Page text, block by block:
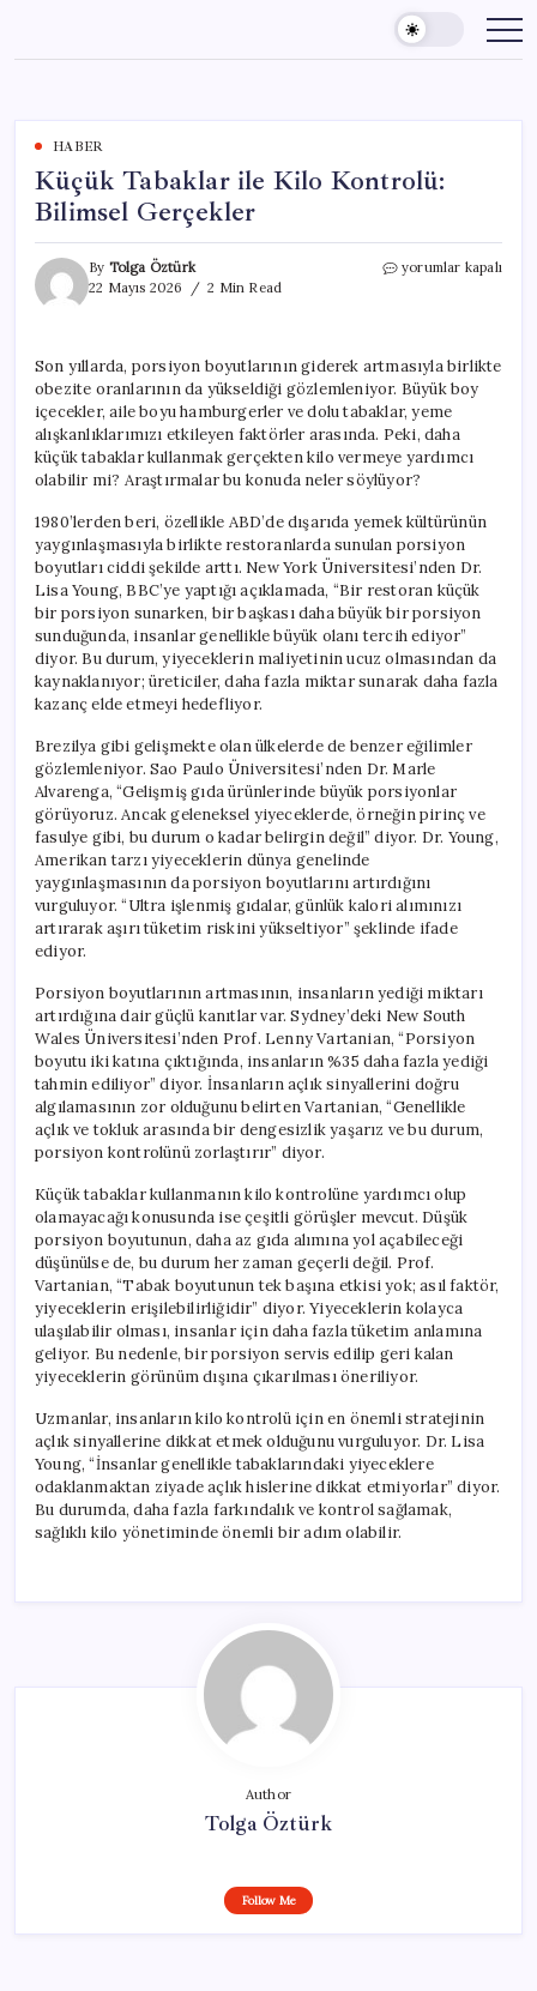
content
HABER
Küçük Tabaklar ile Kilo Kontrolü:
Bilimsel Gerçekler
By Tolga Öztürk
22 Mayıs 2026
2 Min Read
Küçük
Bilimsel
Gerçekler
için
yorumlar kapalı
Son yıllarda, porsiyon boyutlarının giderek artmasıyla birlikte
obezite oranlarının da yükseldiği gözlemleniyor. Büyük boy
içecekler, aile boyu hamburgerler ve dolu tabaklar, yeme
alışkanlıklarımızı etkileyen faktörler arasında. Peki, daha
küçük tabaklar kullanmak gerçekten kilo vermeye yardımcı
olabilir mi? Araştırmalar bu konuda neler söylüyor?
1980’lerden beri, özellikle ABD’de dışarıda yemek kültürünün
yaygınlaşmasıyla birlikte restoranlarda sunulan porsiyon
boyutları ciddi şekilde arttı. New York Üniversitesi’nden Dr.
Lisa Young, BBC’ye yaptığı açıklamada, “Bir restoran küçük
bir porsiyon sunarken, bir başkası daha büyük bir porsiyon
sunduğunda, insanlar genellikle büyük olanı tercih ediyor”
diyor. Bu durum, yiyeceklerin maliyetinin ucuz olmasından da
kaynaklanıyor; üreticiler, daha fazla miktar sunarak daha fazla
kazanç elde etmeyi hedefliyor.
Brezilya gibi gelişmekte olan ülkelerde de benzer eğilimler
gözlemleniyor. Sao Paulo Üniversitesi’nden Dr. Marle
Alvarenga, “Gelişmiş gıda ürünlerinde büyük porsiyonlar
görüyoruz. Ancak geleneksel yiyeceklerde, örneğin pirinç ve
fasulye gibi, bu durum o kadar belirgin değil” diyor. Dr. Young,
Amerikan tarzı yiyeceklerin dünya genelinde
yaygınlaşmasının da porsiyon boyutlarını artırdığını
vurguluyor. “Ultra işlenmiş gıdalar, günlük kalori alımınızı
artırarak aşırı tüketim riskini yükseltiyor” şeklinde ifade
ediyor.
Porsiyon boyutlarının artmasının, insanların yediği miktarı
artırdığına dair güçlü kanıtlar var. Sydney’deki New South
Wales Üniversitesi’nden Prof. Lenny Vartanian, “Porsiyon
boyutu iki katına çıktığında, insanların %35 daha fazla yediği
tahmin ediliyor” diyor. İnsanların açlık sinyallerini doğru
algılamasının zor olduğunu belirten Vartanian, “Genellikle
açlık ve tokluk arasında bir dengesizlik yaşarız ve bu durum,
porsiyon kontrolünü zorlaştırır” diyor.
Küçük tabaklar kullanmanın kilo kontrolüne yardımcı olup
olamayacağı konusunda ise çeşitli görüşler mevcut. Düşük
porsiyon boyutunun, daha az gıda alımına yol açabileceği
düşünülse de, bu durum her zaman geçerli değil. Prof.
Vartanian, “Tabak boyutunun tek başına etkisi yok; asıl faktör,
yiyeceklerin erişilebilirliğidir” diyor. Yiyeceklerin kolayca
ulaşılabilir olması, insanlar için daha fazla tüketim anlamına
geliyor. Bu nedenle, bir porsiyon servis edilip geri kalan
yiyeceklerin görünüm dışına çıkarılması öneriliyor.
Uzmanlar, insanların kilo kontrolü için en önemli stratejinin
açlık sinyallerine dikkat etmek olduğunu vurguluyor. Dr. Lisa
Young, “İnsanlar genellikle tabaklarındaki yiyeceklere
odaklanmaktan ziyade açlık hislerine dikkat etmiyorlar” diyor.
Bu durumda, daha fazla farkındalık ve kontrol sağlamak,
sağlıklı kilo yönetiminde önemli bir adım olabilir.
Author
Tolga Öztürk
Follow Me